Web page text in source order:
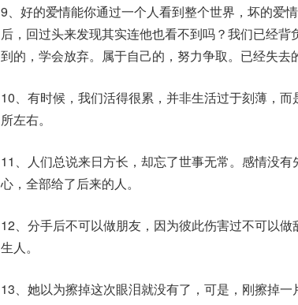
9、好的爱情能你通过一个人看到整个世界，坏的爱
后，回过头来发现其实连他也看不到吗？我们已经
到的，学会放弃。属于自己的，努力争取。已经失去
10、有时候，我们活得很累，并非生活过于刻薄，
所左右。
11、人们总说来日方长，却忘了世事无常。感情没
心，全部给了后来的人。
12、分手后不可以做朋友，因为彼此伤害过不可以
生人。
13、她以为擦掉这次眼泪就没有了，可是，刚擦掉